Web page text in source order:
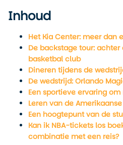
Inhoud
Het Kia Center: meer dan
De backstage tour: achter
basketbal club
Dineren tijdens de
De wedstrijd: Orlando
Een sportieve ervaring
Leren van de
Een hoogtepunt van de
Kan ik NBA-tickets los
combinatie met een reis?